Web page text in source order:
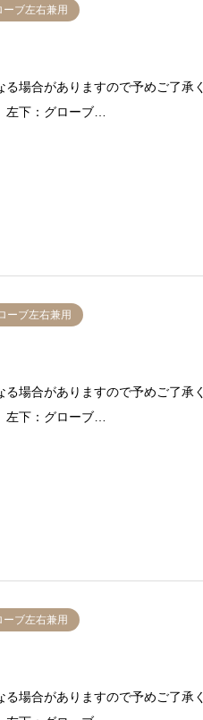
ーブ左右兼用
場合がありますので予めご了承く
下：グローブ…
ーブ左右兼用
場合がありますので予めご了承く
下：グローブ…
ーブ左右兼用
場合がありますので予めご了承く